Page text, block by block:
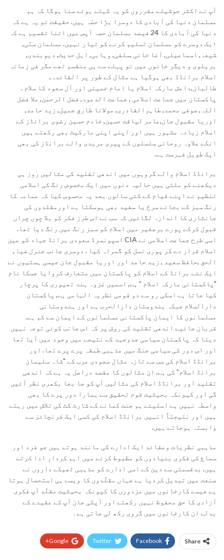
آپ نے اکثر جوشیلے مقرروں کو یہ کہتے ہوئے سنا ہوگا کہ ہم
مسلمان دنیا کی آبادی کا دوسرا بڑا حصّہ ہیں. حقیقت تو یہ ہے کہ
دنیا کی آبادی کا 24 فیصد مسلمان حصہ آپس میں اتنا تقسیم ہے کہ
ایک دوسرے کو مسلمان تسلیم کرنے کو تیار نہیں. مسلمان سنّی,
شیعہ, اسماعیلی, آغا خانی ,سلفی, وہابی, اہل حدیث, دیوبندی,
بریلوی و دیگر خانوں میں تو پہلے سے ہی منقسم تھے مگر فی زمانہ
اسلام برانڈڈ بھی ہوگیا ہے مثال کے طور پر القائدہ,
طالبان,داعش مارکہ اسلام یا امام خمینی اور آل سعود کا سلام .
پاکستان میں جماعت اسلامی , جماعت الدعوۃ, فضل الرحمٰن, ملا فضل
اللہ, صوفی محمد, طاہرالقادری, مولانا طارق جمیل, زید حامد,
اوریا مقبول جان,عامر لیاقت حسین, خادم حسین رضوی برانڈز کے
اسلام زیادہ مشہور ہیں اور اپنی اپنی مارکیٹ بھی رکھتے ہیں
انکے علاوہ روحانی سلسلوں کے پیری مریدی والے برانڈز کی بھی
ایک طویل فہرست ہے.
برانڈڈ اسلام والے گروہوں میں اندھی تقلید کی مثالیں روز ہی
دیکھنے کو ملتی ہیں حالیہ دنوں میں ایک مخصوص رنگ کی اسلامی
تنظیم نے اپنے قیام کے کئی سالوں بعد یہ محسوس کیا کہ عمامہ کا
رنگ سبز کے بجائے سرخ یا سفید بھی ہوسکتا ہے اورمقلدوں کی
جانثاری کا اندازہ لگائیں کہ سب نے اس طرز فکر کو بلا چوں چراں
قبول کرکے پورے برصغیر میں اسلام کو سبز رنگ میں رنگ دیا تھا.
اسی طرح جماعت اسلامی نے CIA اسپونسرڈ سعودی برانڈ جہاد کو عین
اسلام قرار دے کر پوری نسل کو گمراہ کیا . دوسری جانب جنرل ضیاء
الحق ,حافظ سعید , زید حامد اور اوریا مقبول جان جیسی ہستیوں نے
ایک نئے برانڈ کے اسلام کو پاکستان میں متعارف کروایا جسکا نام
"پاکستانی مارکہ اسلام ” ہے, اسمیں غزوہ ہند تھیوری کا پرچار
کیا جاتا ہے اسکی رو سے دو قومی نظریہ الہامی ہے, پاکستان
دارالسلام جبکہ ہندوستان دارالحرب ہے اور ہندوستانی
مسلمانوں کا ایمان پاکستانی مسلمانوں کے ایمان سے کم ہے.
قربان جائیے اندھی تقلید کی روش پر کہ اس جانب کوئی توجہ نہیں
دیتا کہ پاکستان سیاسی جدوجہد کے نتیجے میں وجود میں آیا تھا
اور اس دور کی سیاسی جنگ میں مذہبی طبقہ پرے پرے تھا. اور
برانڈڈ اسلام کی سب سے تازہ مثال سعودی عرب کے "شاہ سلیمان
برانڈ اسلام” کی ہے. ان مثالوں کا مقصد دراصل یہ ہے کہ اندھی
تقلید اور برانڈڈ اسلام کی مثالیں آپ کو جا بجا بکھری نظر آئیں
گی اور کیونکہ بحیثیت قوم تحقیق سے ہمارا دور پرے کا بھی
واسطہ نہیں ہے اسلیئے ہم جنت کمانے کے شارٹ کٹ کی تلاش میں رہتے
ہیں اور نتیجتاً انہیں برانڈڈ اسلام کی کسی ایک فرنچائز سے
وابستہ ہوجاتے ہیں.
مذہبی نظریات وعقائد ایک ادارے کی مانند ہوتے ہیں جو فرد اور
سماج کی فکری بنیادوں کو مظبوط کرنے میں اہم کردار ادا کرتے
ہیں. بدقسمتی سے دین کے اسی ادارے کو مذہبی ٹھیکے داروں نے
صنعت میں تبدیل کردیا ہے جہاں مقلّدوں کا ویسے ہی استحصال ہوتا
ہے جیسے کارخانوں میں مزدورں کا کیونکہ بحیثیت مقلّد آپ فکری
آزادی کا حق محفوظ نہیں رکھتے اور آپکی جان آپ کے عقیدے کے
بدلے ان کارخانوں میں گروی رکھ لی جاتی ہے۔
Share
Facebook
Twitter
Google+